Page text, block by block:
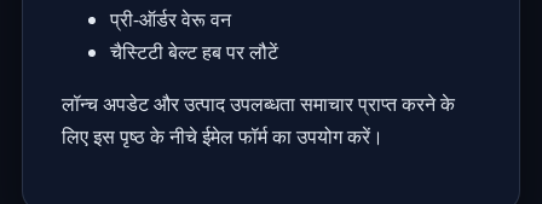
प्री-ऑर्डर वेरू वन
चैस्टिटी बेल्ट हब पर लौटें
लॉन्च अपडेट और उत्पाद उपलब्धता समाचार प्राप्त करने के
लिए इस पृष्ठ के नीचे ईमेल फॉर्म का उपयोग करें।